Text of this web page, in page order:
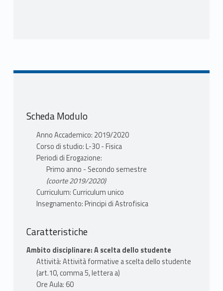
Scheda Modulo
Anno Accademico: 2019/2020
Corso di studio: L-30 - Fisica
Periodi di Erogazione:
Primo anno - Secondo semestre
(coorte 2019/2020)
Curriculum: Curriculum unico
Insegnamento: Principi di Astrofisica
Caratteristiche
Ambito disciplinare: A scelta dello studente
Attività: Attività formative a scelta dello studente
(art.10, comma 5, lettera a)
Ore Aula: 60